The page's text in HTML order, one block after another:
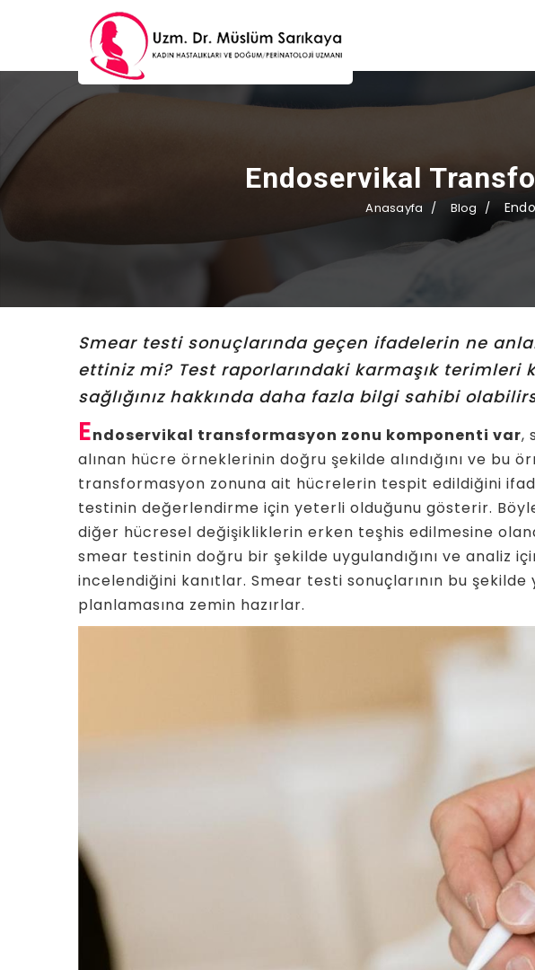
Endoservikal
Anasayfa Blog
Smear testi sonuçlarında geçen ifadelerin ne
ettiniz mi? Test raporlarındaki karmaşık terimleri
sağlığınız hakkında daha fazla bilgi sahibi
Endoservikal transformasyon zonu komponenti var,
alınan hücre örneklerinin doğru şekilde alındığını ve bu
transformasyon zonuna ait hücrelerin tespit edildiğini
testinin değerlendirme için yeterli olduğunu gösterir.
diğer hücresel değişikliklerin erken teşhis edilmesine
smear testinin doğru bir şekilde uygulandığını ve analiz
incelendiğini kanıtlar. Smear testi sonuçlarının bu
planlamasına zemin hazırlar.